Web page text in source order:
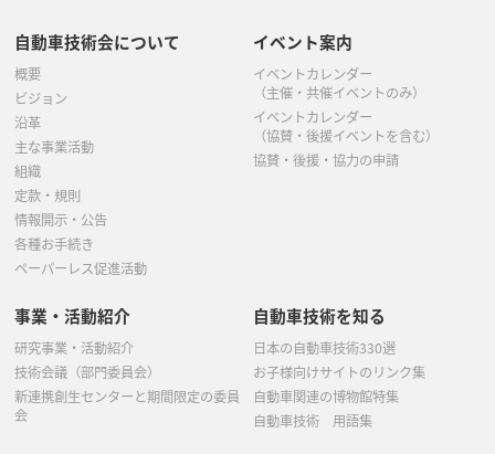
自動車技術会について
概要
ビジョン
沿革
主な事業活動
組織
定款・規則
情報開示・公告
各種お手続き
ペーパーレス促進活動
イベント案内
イベントカレンダー
（主催・共催イベントのみ）
イベントカレンダー
（協賛・後援イベントを含む）
協賛・後援・協力の申請
事業・活動紹介
研究事業・活動紹介
技術会議（部門委員会）
新連携創生センターと期間限定の委員
会
自動車技術を知る
日本の自動車技術330選
お子様向けサイトのリンク集
自動車関連の博物館特集
自動車技術 用語集